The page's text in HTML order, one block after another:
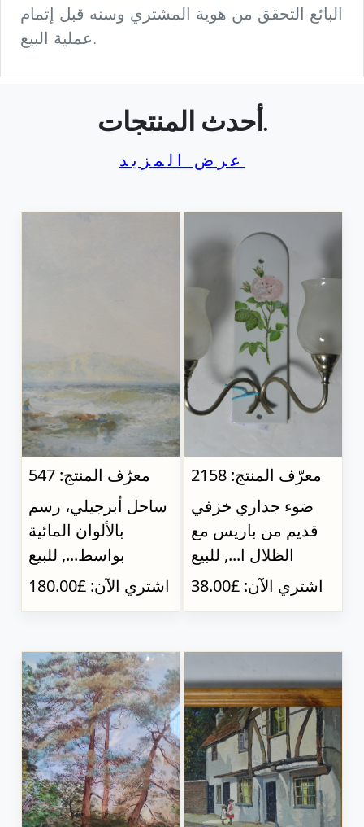
البائع التحقق من هوية المشتري وسنه قبل إتمام
عملية البيع.
أحدث المنتجات.
عرض المزيد
معرّف المنتج: 547
ساحل أبرجيلي، رسم
بالألوان المائية
بواسط..., للبيع
اشتري الآن: £180.00
معرّف المنتج: 2158
ضوء جداري خزفي
قديم من باريس مع
الظلال ا..., للبيع
اشتري الآن: £38.00